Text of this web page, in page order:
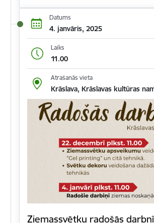
Datums
4. janvāris, 2025
Laiks
11.00
Atrašanās vieta
Krāslava, Krāslavas kultūras
Ziemassvētku radošās